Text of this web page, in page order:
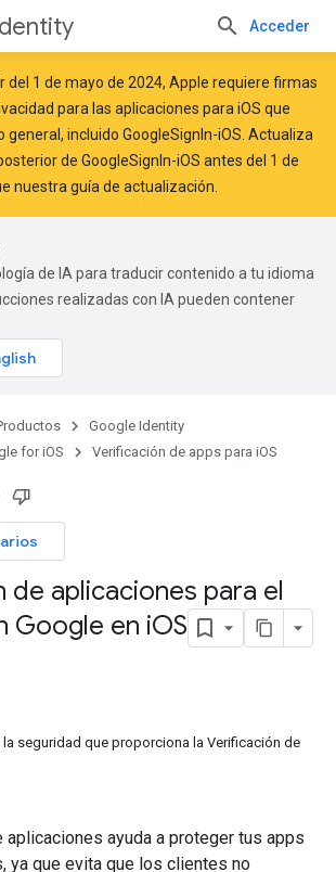
Acceder
del 1 de mayo de 2024, Apple requiere firmas
para las aplicaciones para iOS que
general, incluido GoogleSignIn-iOS. Actualiza
de GoogleSignIn-iOS antes del 1 de
nuestra guía de actualización
de IA para traducir contenido a tu idioma
realizadas con IA pueden contener
Google Identity
for iOS
Verificación de apps para iOS
de aplicaciones para el
Google en iOS
la seguridad que proporciona la Verificación de
aplicaciones ayuda a proteger tus apps
ya que evita que los clientes no